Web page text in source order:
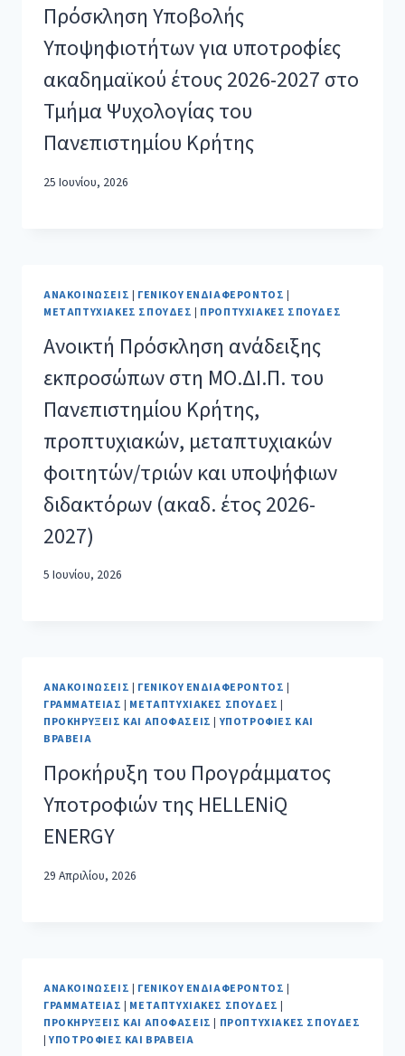
Πρόσκληση Υποβολής
Υποψηφιοτήτων για υποτροφίες
ακαδημαϊκού έτους 2026-2027 στο
Τμήμα Ψυχολογίας του
Πανεπιστημίου Κρήτης
25 Ιουνίου, 2026
ΑΝΑΚΟΙΝΏΣΕΙΣ | ΓΕΝΙΚΟΎ ΕΝΔΙΑΦΈΡΟΝΤΟΣ |
ΜΕΤΑΠΤΥΧΙΑΚΈΣ ΣΠΟΥΔΈΣ | ΠΡΟΠΤΥΧΙΑΚΈΣ ΣΠΟΥΔΈΣ
Ανοικτή Πρόσκληση ανάδειξης
εκπροσώπων στη ΜΟ.ΔΙ.Π. του
Πανεπιστημίου Κρήτης,
προπτυχιακών, μεταπτυχιακών
φοιτητών/τριών και υποψήφιων
διδακτόρων (ακαδ. έτος 2026-
2027)
5 Ιουνίου, 2026
ΑΝΑΚΟΙΝΏΣΕΙΣ ΓΕΝΙΚΟΎ ΕΝΔΙΑΦΈΡΟΝΤΟΣ
ΓΡΑΜΜΑΤΕΊΑΣ
ΜΕΤΑΠΤΥΧΙΑΚΈΣ ΣΠΟΥΔΈΣ
ΠΡΟΚΗΡΎΞΕΙΣ ΚΑΙ ΑΠΟΦΆΣΕΙΣ |ΥΠΟΤΡΟΦΊΕΣ ΚΑΙ
ΒΡΑΒΕΊΑ
Προκήρυξη του Προγράμματος
Υποτροφιών της HELLENiQ
ENERGY
29 Απριλίου, 2026
ΑΝΑΚΟΙΝΏΣΕΙΣ | ΓΕΝΙΚΟΎ ΕΝΔΙΑΦΈΡΟΝΤΟΣ |
ΓΡΑΜΜΑΤΕΊΑΣ | ΜΕΤΑΠΤΥΧΙΑΚΈΣ ΣΠΟΥΔΈΣ |
ΠΡΟΚΗΡΎΞΕΙΣ ΚΑΙ ΑΠΟΦΆΣΕΙΣ | ΠΡΟΠΤΥΧΙΑΚΈΣ ΣΠΟΥΔΈΣ
|ΥΠΟΤΡΟΦΊΕΣ ΚΑΙ ΒΡΑΒΕΊΑ